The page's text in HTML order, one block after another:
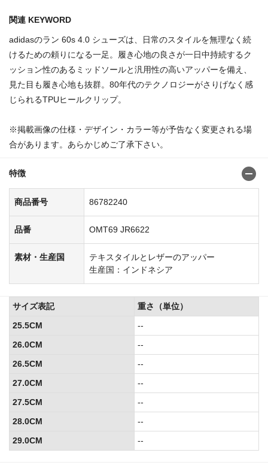
関連 KEYWORD
adidasのラン 60s 4.0 シューズは、日常のスタイルを無理なく続
けるための頼りになる一足。履き心地の良さが一日中持続するク
ッション性のあるミッドソールと汎用性の高いアッパーを備え、
見た目も履き心地も抜群。80年代のテクノロジーがさりげなく感
じられるTPUヒールクリップ。
※掲載画像の仕様・デザイン・カラー等が予告なく変更される場
合があります。あらかじめご了承下さい。
特徴
商品番号 86782240
品番 OMT69 JR6622
素材・生産国
テキスタイルとレザーのアッパー
生産国：インドネシア
サイズ表記
重さ（単位）
25.5CM
--
26.0CM
--
26.5CM
--
27.0CM
--
27.5CM
--
28.0CM
--
29.0CM
--